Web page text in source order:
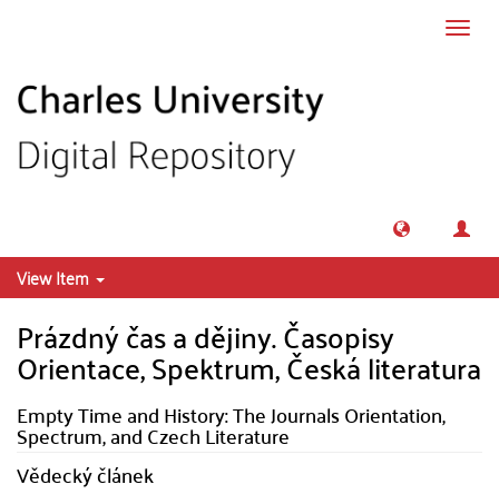
View Item
Prázdný čas a dějiny. Časopisy
Orientace, Spektrum, Česká literatura
Empty Time and History: The Journals Orientation,
Spectrum, and Czech Literature
Vědecký článek